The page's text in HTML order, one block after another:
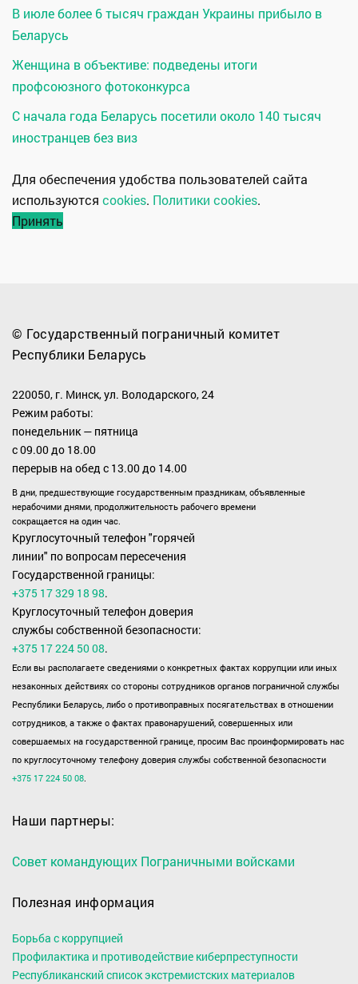
В июле более 6 тысяч граждан Украины прибыло в
Беларусь
Женщина в объективе: подведены итоги
профсоюзного фотоконкурса
С начала года Беларусь посетили около 140 тысяч
иностранцев без виз
Для обеспечения удобства пользователей сайта
используются cookies. Политики cookies.
Принять
© Государственный пограничный комитет
Республики Беларусь
220050, г. Минск, ул. Володарского, 24
Режим работы:
понедельник — пятница
с 09.00 до 18.00
перерыв на обед с 13.00 до 14.00
В дни, предшествующие государственным праздникам, объявленные
нерабочими днями, продолжительность рабочего времени
сокращается на один час.
Круглосуточный телефон "горячей
линии" по вопросам пересечения
Государственной границы:
+375 17 329 18 98.
Круглосуточный телефон доверия
службы собственной безопасности:
+375 17 224 50 08.
Если вы располагаете сведениями о конкретных фактах коррупции или иных
незаконных действиях со стороны сотрудников органов пограничной службы
Республики Беларусь, либо о противоправных посягательствах в отношении
сотрудников, а также о фактах правонарушений, совершенных или
совершаемых на государственной границе, просим Вас проинформировать нас
по круглосуточному телефону доверия службы собственной безопасности
+375 17 224 50 08.
Наши партнеры:
Совет командующих Пограничными войсками
Полезная информация
Борьба с коррупцией
Профилактика и противодействие киберпреступности
Республиканский список экстремистских материалов